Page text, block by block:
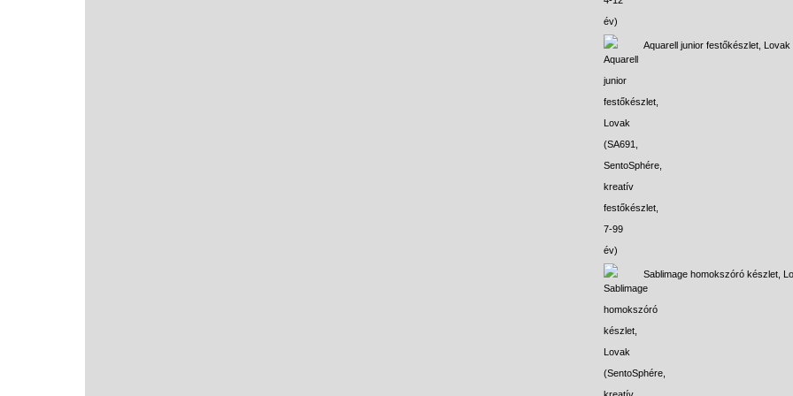
Aquarell junior festőkészlet, Lovak
Sablimage homokszóró készlet,